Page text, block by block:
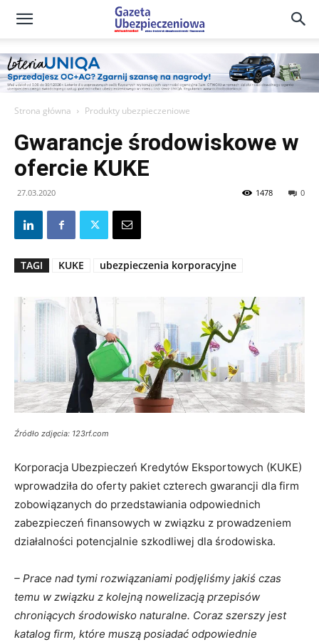
Gazeta
Ubezpieczeniowa
Portal
Strona główna Produkty ubezpieczeniowe
Gwarancje środowiskowe w
ofercie KUKE
27.03.2020 0
1478
TAGI KUKE ubezpieczenia korporacyjne
Źródło zdjęcia: 123rf.com
Korporacja Ubezpieczeń Kredytów Eksportowych (KUKE)
wprowadziła do oferty pakiet czterech gwarancji dla firm
zobowiązanych do przedstawiania odpowiednich
zabezpieczeń finansowych w związku z prowadzeniem
działalności potencjalnie szkodliwej dla środowiska.
– Prace nad tymi rozwiązaniami podjęliśmy jakiś czas
temu w związku z kolejną nowelizacją przepisów
chroniących środowisko naturalne. Coraz szerszy jest
katalog firm, które muszą posiadać odpowiednie